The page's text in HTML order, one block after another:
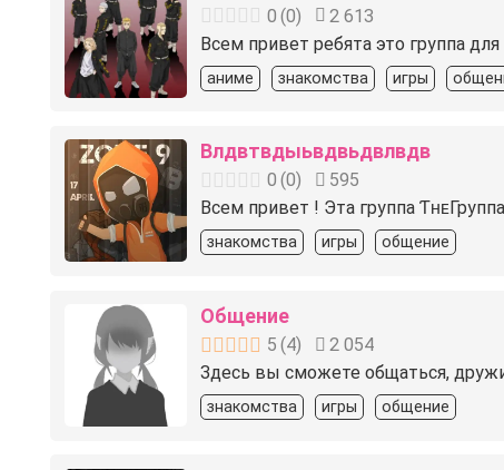
0 (0)
2 613
Всем привет ребята это группа
аниме знакомства игры
Влдвтвдыьвдвьдвлвдв
0 (0)
595
Всем привет !️ Эта группа
знакомства игры общение
Общение
5 (4)
2 054
Здесь вы сможете общаться,
знакомства игры общение